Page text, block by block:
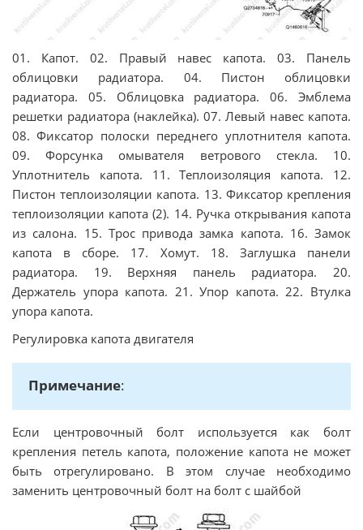
01. Капот. 02. Правый навес капота. 03. Панель
облицовки радиатора. 04. Пистон облицовки
радиатора. 05. Облицовка радиатора. 06. Эмблема
решетки радиатора (наклейка). 07. Левый навес капота.
08. Фиксатор полоски переднего уплотнителя капота.
09. Форсунка омывателя ветрового стекла. 10.
Уплотнитель капота. 11. Теплоизоляция капота. 12.
Пистон теплоизоляции капота. 13. Фиксатор крепления
теплоизоляции капота (2). 14. Ручка открывания капота
из салона. 15. Трос привода замка капота. 16. Замок
капота в сборе. 17. Хомут. 18. Заглушка панели
радиатора. 19. Верхняя панель радиатора. 20.
Держатель упора капота. 21. Упор капота. 22. Втулка
упора капота.
Регулировка капота двигателя
Примечание:
Если центровочный болт используется как болт
крепления петель капота, положение капота не может
быть отрегулировано. В этом случае необходимо
заменить центровочный болт на болт с шайбой